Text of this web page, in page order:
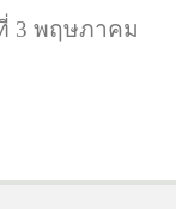
3 พฤษภาคม